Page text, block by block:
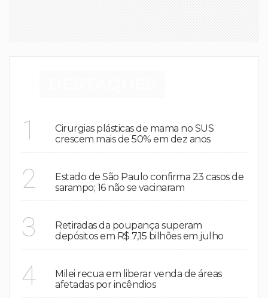
1
Cirurgias plásticas de mama no SUS
crescem mais de 50% em dez anos
2
Estado de São Paulo confirma 23 casos de
sarampo; 16 não se vacinaram
3
Retiradas da poupança superam
depósitos em R$ 7,15 bilhões em julho
4
Milei recua em liberar venda de áreas
afetadas por incêndios